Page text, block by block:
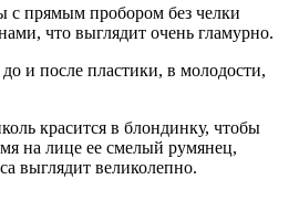
с прямым пробором без челки
что выглядит очень гламурно.
красится в блондинку, чтобы
на лице ее смелый румянец,
выглядит великолепно.